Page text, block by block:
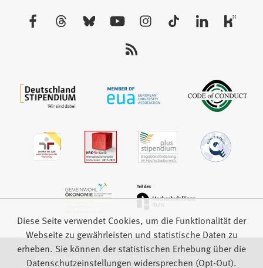
neuen
Besuchen
Impressum Datenschutz Barrierefreiheit
Diese Seite verwendet Cookies, um die Funktionalität der
Webseite zu gewährleisten und statistische Daten zu
erheben. Sie können der statistischen Erhebung über die
Datenschutzeinstellungen widersprechen (Opt-Out).